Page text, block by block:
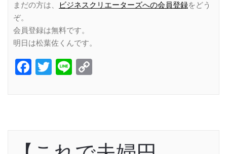
まだの方は、
ビジネスクリエーターズへの会員登録をどう
ぞ。
会員登録は無料です。
明日は松葉佐くんです。
Facebook
Twitter
Line